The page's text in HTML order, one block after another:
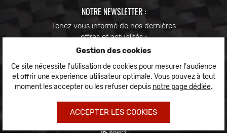
NOTRE NEWSLETTER :
Tenez vous informé de nos dernières
offres et actualités :
Mentions Légales
Conditions générales d'utilisation
Politique de confidentialité
Gestion des cookies
Ce site nécessite l'utilisation de cookies pour mesurer l'audience
et offrir une experience utilisateur optimale. Vous pouvez à tout
moment les accepter ou les refuser depuis notre page dédiée.
ACCEPTER LES COOKIES